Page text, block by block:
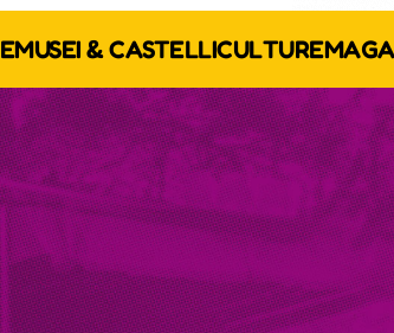
MUSEI & CASTELLICULTURE